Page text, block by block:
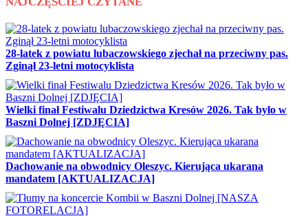
28-latek z powiatu lubaczowskiego zjechał na przeciwny pas.
Zginął 23-letni motocyklista
Wielki finał Festiwalu Dziedzictwa Kresów 2026. Tak było w
Baszni Dolnej [ZDJĘCIA]
Dachowanie na obwodnicy Oleszyc. Kierująca ukarana
mandatem [AKTUALIZACJA]